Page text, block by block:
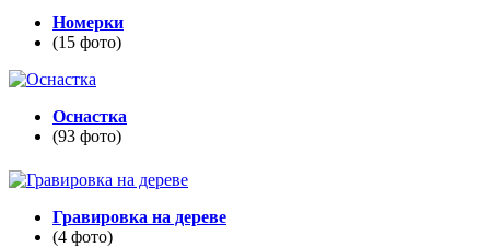
Номерки
(15 фото)
Оснастка
(93 фото)
Гравировка на дереве
(4 фото)